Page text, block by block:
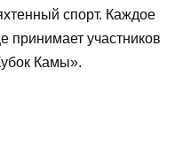
спорт. Каждое
принимает участников
Камы».